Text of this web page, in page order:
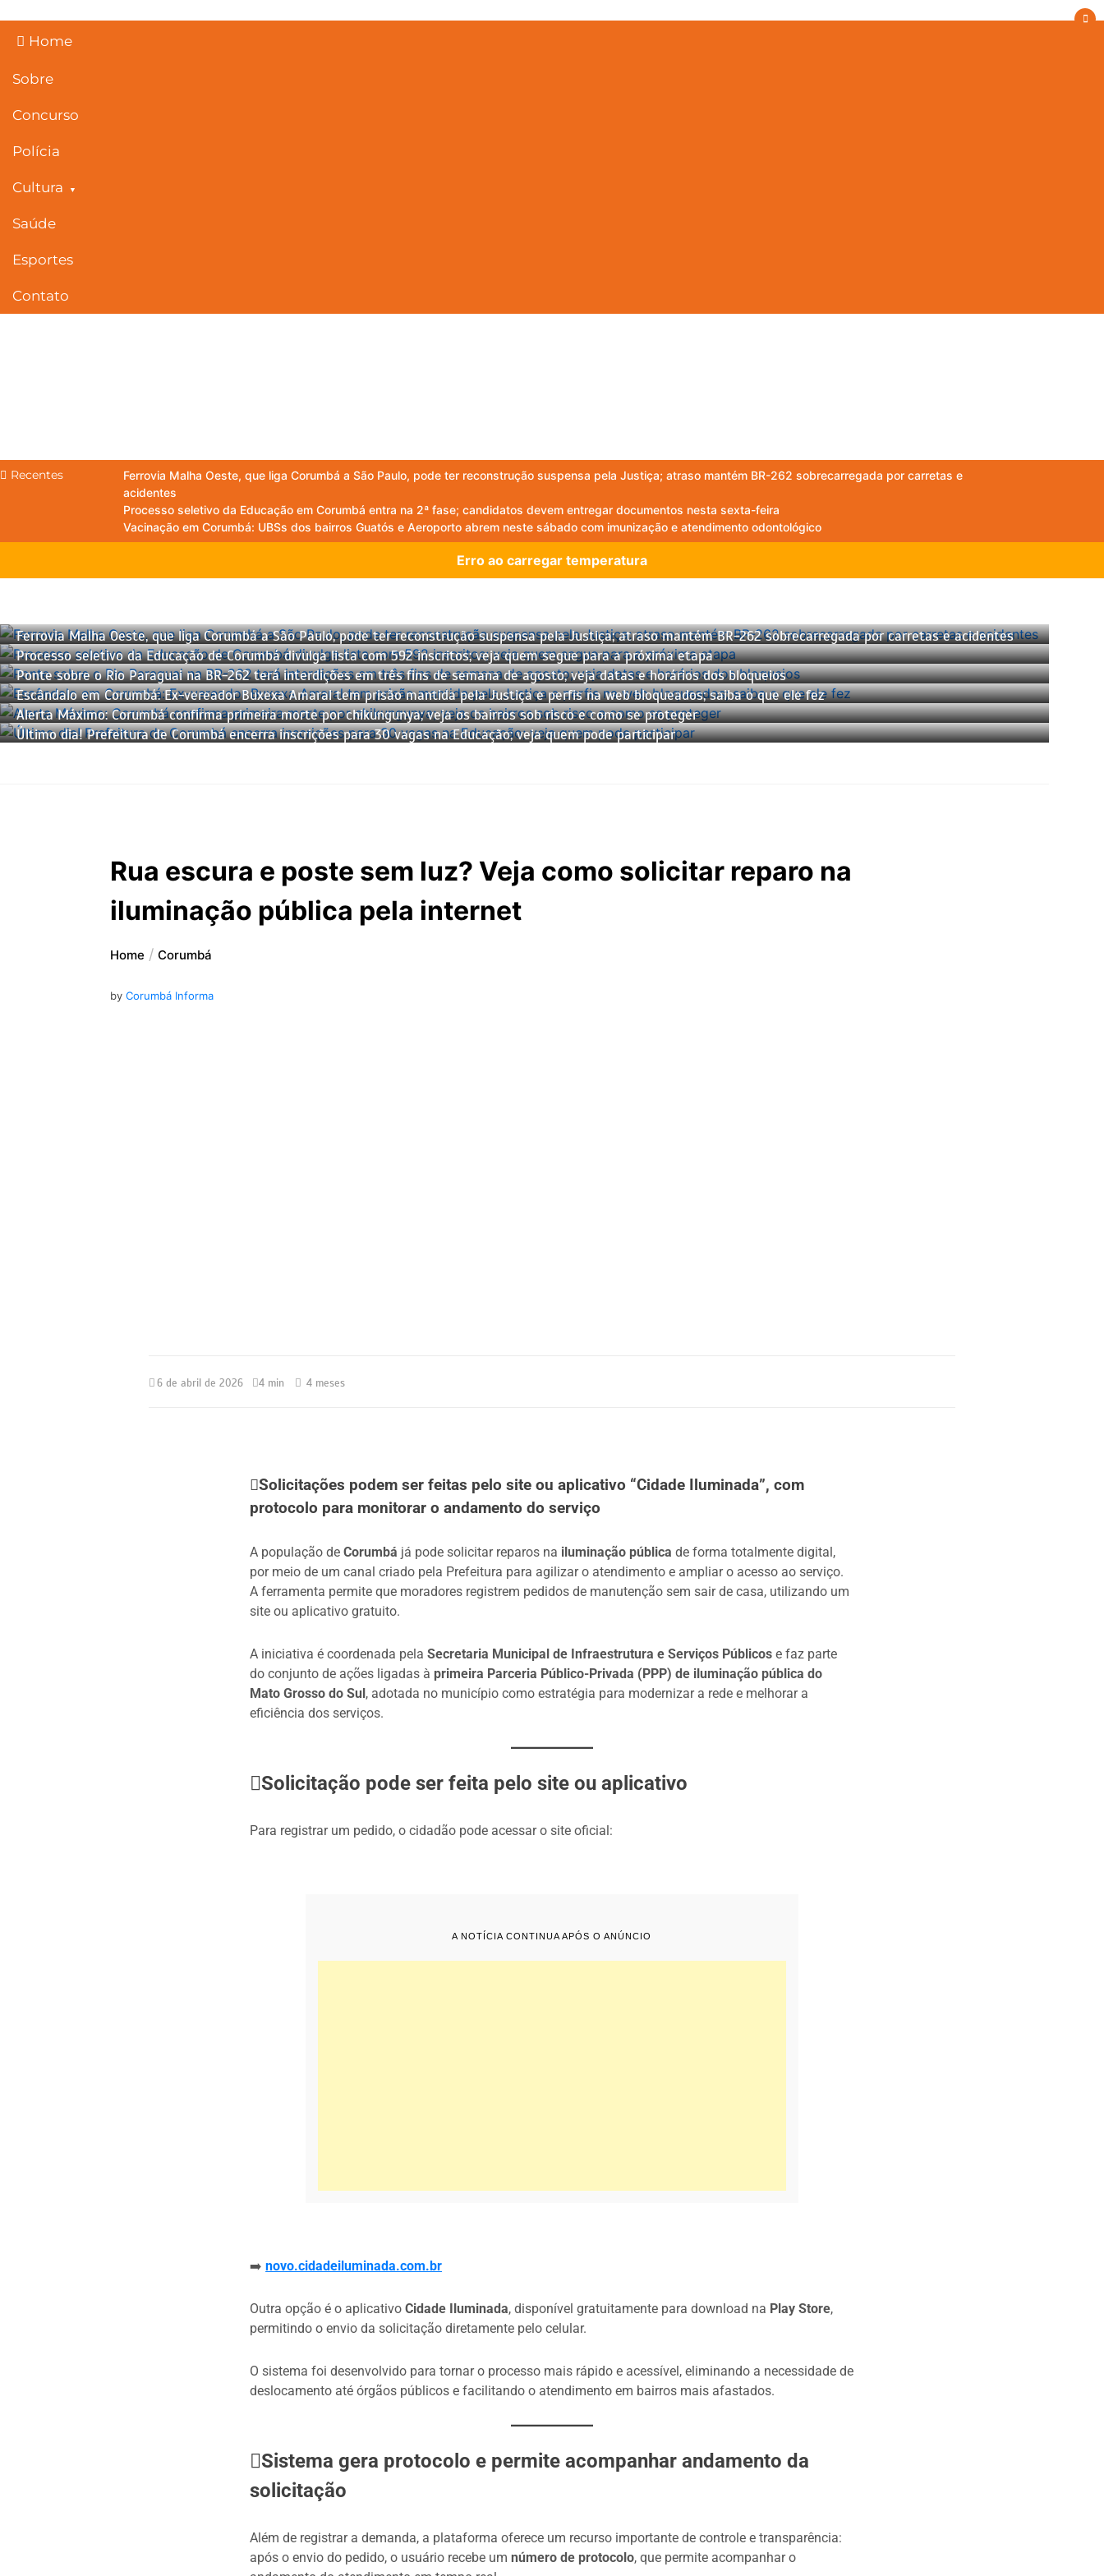
contentHome
Sobre
Concurso
Polícia
Cultura
Saúde
Esportes
Contato
Recentes
Ferrovia Malha Oeste, que liga Corumbá a São Paulo, pode ter reconstrução suspensa pela Justiça; atraso mantém BR-262 sobrecarregada por carretas e
acidentes
Processo seletivo da Educação em Corumbá entra na 2ª fase; candidatos devem entregar documentos nesta sexta-feira
Vacinação em Corumbá: UBSs dos bairros Guatós e Aeroporto abrem neste sábado com imunização e atendimento odontológico
Erro ao carregar temperatura
Ferrovia Malha Oeste, que liga Corumbá a São Paulo, pode ter reconstrução suspensa pela Justiça; atraso mantém BR-262 sobrecarregada por carretas e acidentes
Processo seletivo da Educação de Corumbá divulga lista com 592 inscritos; veja quem segue para a próxima etapa
Ponte sobre o Rio Paraguai na BR-262 terá interdições em três fins de semana de agosto; veja datas e horários dos bloqueios
Escândalo em Corumbá: Ex-vereador Buxexa Amaral tem prisão mantida pela Justiça e perfis na web bloqueados; saiba o que ele fez
Alerta Máximo: Corumbá confirma primeira morte por chikungunya; veja os bairros sob risco e como se proteger
Último dia! Prefeitura de Corumbá encerra inscrições para 30 vagas na Educação; veja quem pode participar
Rua escura e poste sem luz? Veja como solicitar reparo na
iluminação pública pela internet
Home Corumbá
byCorumbá Informa
6 de abril de 2026 4 min 4 meses
Solicitações podem ser feitas pelo site ou aplicativo “Cidade Iluminada”, com
protocolo para monitorar o andamento do serviço
A população deCorumbá já pode solicitar reparos na iluminação pública de forma totalmente digital,
por meio de um canal criado pela Prefeitura para agilizar o atendimento e ampliar o acesso ao serviço.
A ferramenta permite que moradores registrem pedidos de manutenção sem sair de casa, utilizando um
site ou aplicativo gratuito.
A iniciativa é coordenada pelaSecretaria Municipal de Infraestrutura e Serviços Públicos e faz parte
do conjunto de ações ligadas à primeira Parceria Público-Privada (PPP) de iluminação pública do
Mato Grosso do Sul, adotada no município como estratégia para modernizar a rede e melhorar a
eficiência dos serviços.
Solicitação pode ser feita pelo site ou aplicativo
Para registrar um pedido, o cidadão pode acessar o site oficial:
A NOTÍCIA CONTINUA APÓS O ANÚNCIO
➡️novo.cidadeiluminada.com.br
Outra opção é o aplicativoCidade Iluminada, disponível gratuitamente para download na Play Store,
permitindo o envio da solicitação diretamente pelo celular.
O sistema foi desenvolvido para tornar o processo mais rápido e acessível, eliminando a necessidade de
deslocamento até órgãos públicos e facilitando o atendimento em bairros mais afastados.
Sistema gera protocolo e permite acompanhar andamento da
solicitação
Além de registrar a demanda, a plataforma oferece um recurso importante de controle e transparência:
após o envio do pedido, o usuário recebe umnúmero de protocolo, que permite acompanhar o